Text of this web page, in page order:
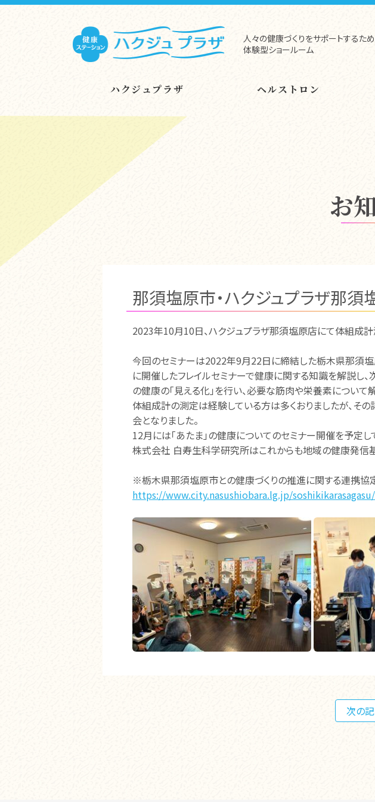
人々の健康づくりをサポートするた
体験型ショールーム
ハクジュプラザ ヘルストロン
お
那須塩原市・ハクジュプラザ那
2023年10月10日、ハクジュプラザ那須塩原店にて体組成
今回のセミナーは2022年9月22日に締結した栃木県那須塩
に開催したフレイルセミナーで健康に関する知識を解説し
の健康の「見える化」を行い、必要な筋肉や栄養素について
体組成計の測定は経験している方は多くおりましたが、そ
会となりました。
12月には「あたま」の健康についてのセミナー開催を予定し
株式会社 白寿生科学研究所はこれからも地域の健康発信基
※栃木県那須塩原市との健康づくりの推進に関する連携協
https://www.city.nasushiobara.lg.jp/
次の